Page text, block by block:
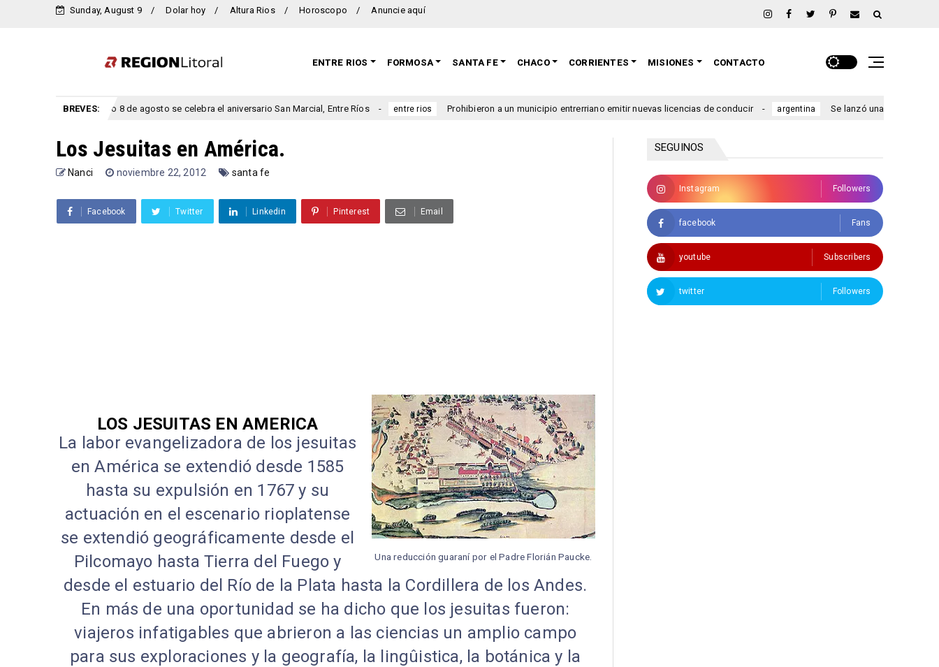
Sunday, August 9 Dolar hoy Altura Rios Horoscopo Anuncie aquí
ENTRE RIOS FORMOSA SANTA FE CHACO CORRIENTES MISIONES CONTACTO
BREVES:
Este sábado 8 de agosto se celebra el aniversario San Marcial, Entre Ríos entre rios Prohibieron a un municipio entrerriano emitir nuevas licencias de conducir argentina Se lanzó una nueva inscripción a
Los Jesuitas en América.
Nanci noviembre 22, 2012 santa fe
Facebook Twitter Linkedin Pinterest Email
Una reducción guaraní por el Padre Florián Paucke.
LOS JESUITAS EN AMERICA
La labor evangelizadora de los jesuitas
en América se extendió desde 1585
hasta su expulsión en 1767 y su
actuación en el escenario rioplatense
se extendió geográficamente desde el
Pilcomayo hasta Tierra del Fuego y
desde el estuario del Río de la Plata hasta la Cordillera de los Andes.
En más de una oportunidad se ha dicho que los jesuitas fueron:
viajeros infatigables que abrieron a las ciencias un amplio campo
para sus exploraciones y la geografía, la lingûistica, la botánica y la
SEGUINOS
Instagram Followers
facebook Fans
youtube Subscribers
twitter Followers